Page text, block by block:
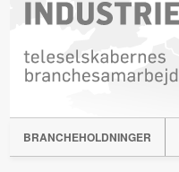
BRANCHEHOLDNINGER